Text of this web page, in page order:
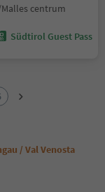
centrum
Südtirol Guest Pass
/ Val Venosta